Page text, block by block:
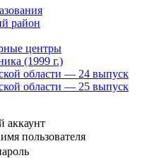
район
центры
(1999 г.)
области — 24 выпуск
области — 25 выпуск
аккаунт
пользователя